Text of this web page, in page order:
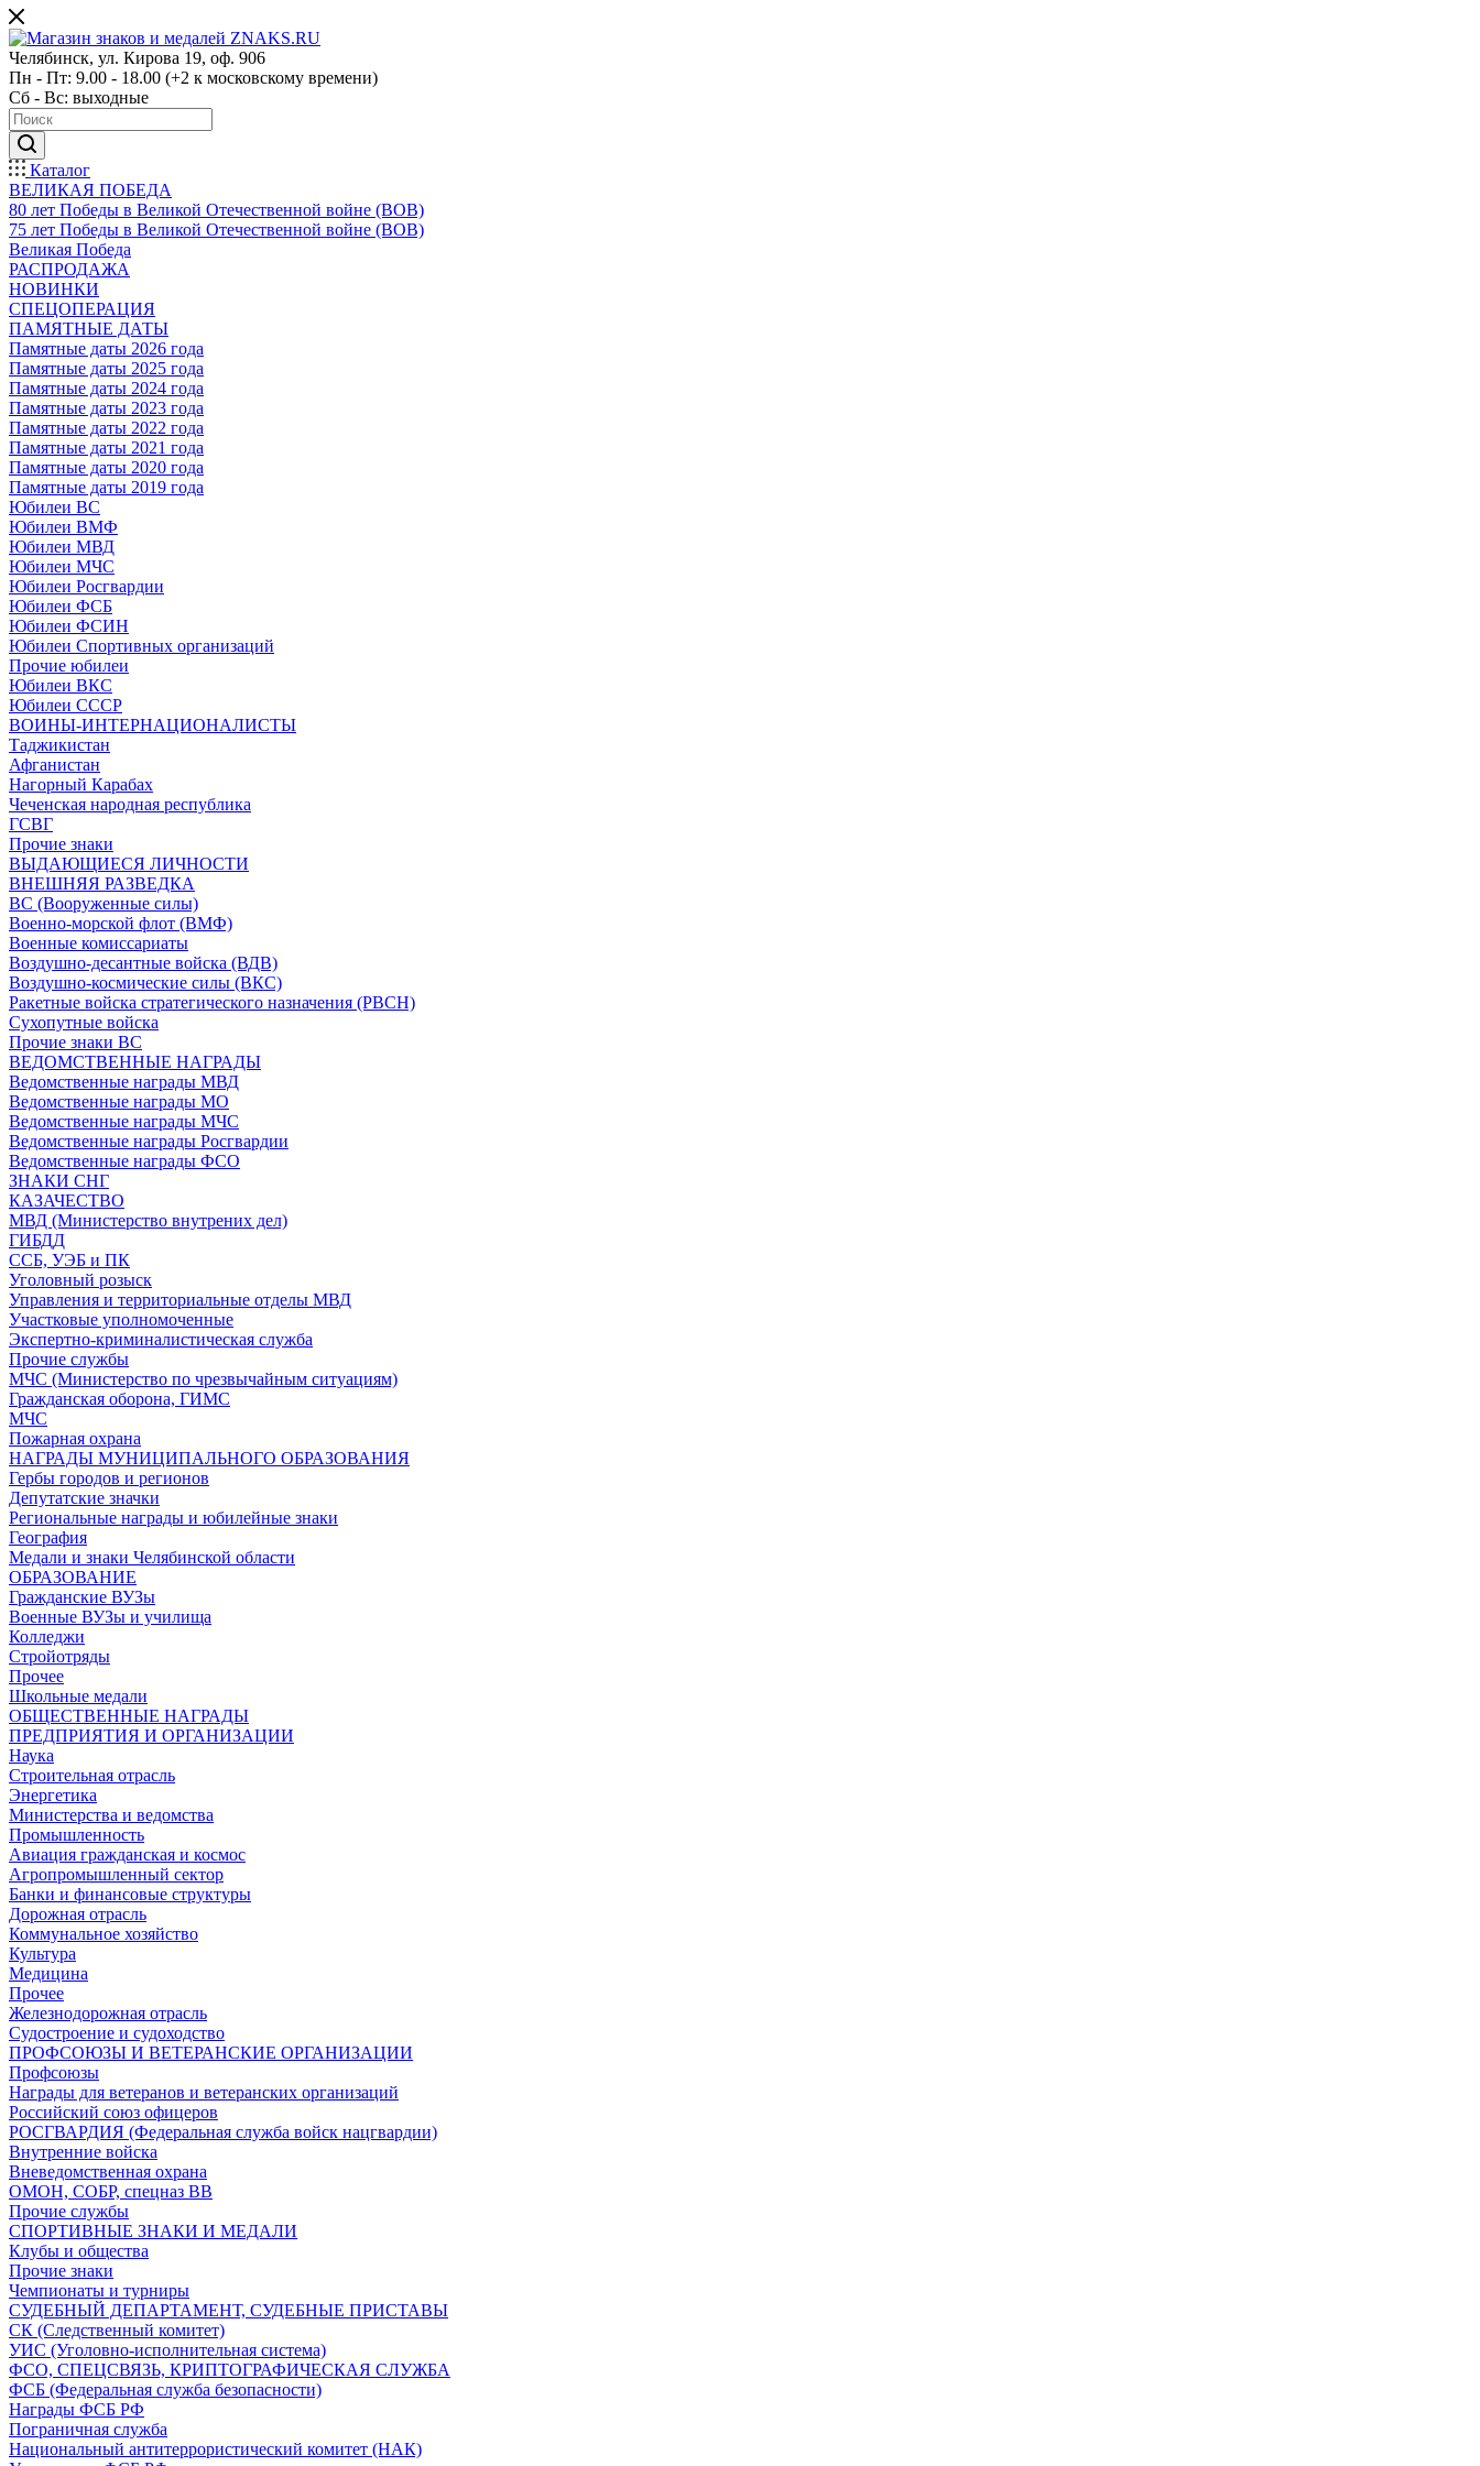
Челябинск, ул. Кирова 19, оф. 906
Пн - Пт: 9.00 - 18.00 (+2 к московскому времени)
Сб - Вс: выходные
Каталог
ВЕЛИКАЯ ПОБЕДА
80 лет Победы в Великой Отечественной войне (ВОВ)
75 лет Победы в Великой Отечественной войне (ВОВ)
Великая Победа
РАСПРОДАЖА
НОВИНКИ
СПЕЦОПЕРАЦИЯ
ПАМЯТНЫЕ ДАТЫ
Памятные даты 2026 года
Памятные даты 2025 года
Памятные даты 2024 года
Памятные даты 2023 года
Памятные даты 2022 года
Памятные даты 2021 года
Памятные даты 2020 года
Памятные даты 2019 года
Юбилеи ВС
Юбилеи ВМФ
Юбилеи МВД
Юбилеи МЧС
Юбилеи Росгвардии
Юбилеи ФСБ
Юбилеи ФСИН
Юбилеи Спортивных организаций
Прочие юбилеи
Юбилеи ВКС
Юбилеи СССР
ВОИНЫ-ИНТЕРНАЦИОНАЛИСТЫ
Таджикистан
Афганистан
Нагорный Карабах
Чеченская народная республика
ГСВГ
Прочие знаки
ВЫДАЮЩИЕСЯ ЛИЧНОСТИ
ВНЕШНЯЯ РАЗВЕДКА
ВС (Вооруженные силы)
Военно-морской флот (ВМФ)
Военные комиссариаты
Воздушно-десантные войска (ВДВ)
Воздушно-космические силы (ВКС)
Ракетные войска стратегического назначения (РВСН)
Сухопутные войска
Прочие знаки ВС
ВЕДОМСТВЕННЫЕ НАГРАДЫ
Ведомственные награды МВД
Ведомственные награды МО
Ведомственные награды МЧС
Ведомственные награды Росгвардии
Ведомственные награды ФСО
ЗНАКИ СНГ
КАЗАЧЕСТВО
МВД (Министерство внутрених дел)
ГИБДД
ССБ, УЭБ и ПК
Уголовный розыск
Управления и территориальные отделы МВД
Участковые уполномоченные
Экспертно-криминалистическая служба
Прочие службы
МЧС (Министерство по чрезвычайным ситуациям)
Гражданская оборона, ГИМС
МЧС
Пожарная охрана
НАГРАДЫ МУНИЦИПАЛЬНОГО ОБРАЗОВАНИЯ
Гербы городов и регионов
Депутатские значки
Региональные награды и юбилейные знаки
География
Медали и знаки Челябинской области
ОБРАЗОВАНИЕ
Гражданские ВУЗы
Военные ВУЗы и училища
Колледжи
Стройотряды
Прочее
Школьные медали
ОБЩЕСТВЕННЫЕ НАГРАДЫ
ПРЕДПРИЯТИЯ И ОРГАНИЗАЦИИ
Наука
Строительная отрасль
Энергетика
Министерства и ведомства
Промышленность
Авиация гражданская и космос
Агропромышленный сектор
Банки и финансовые структуры
Дорожная отрасль
Коммунальное хозяйство
Культура
Медицина
Прочее
Железнодорожная отрасль
Судостроение и судоходство
ПРОФСОЮЗЫ И ВЕТЕРАНСКИЕ ОРГАНИЗАЦИИ
Профсоюзы
Награды для ветеранов и ветеранских организаций
Российский союз офицеров
РОСГВАРДИЯ (Федеральная служба войск нацгвардии)
Внутренние войска
Вневедомственная охрана
ОМОН, СОБР, спецназ ВВ
Прочие службы
СПОРТИВНЫЕ ЗНАКИ И МЕДАЛИ
Клубы и общества
Прочие знаки
Чемпионаты и турниры
СУДЕБНЫЙ ДЕПАРТАМЕНТ, СУДЕБНЫЕ ПРИСТАВЫ
СК (Следственный комитет)
УИС (Уголовно-исполнительная система)
ФСО, СПЕЦСВЯЗЬ, КРИПТОГРАФИЧЕСКАЯ СЛУЖБА
ФСБ (Федеральная служба безопасности)
Награды ФСБ РФ
Пограничная служба
Национальный антитеррористический комитет (НАК)